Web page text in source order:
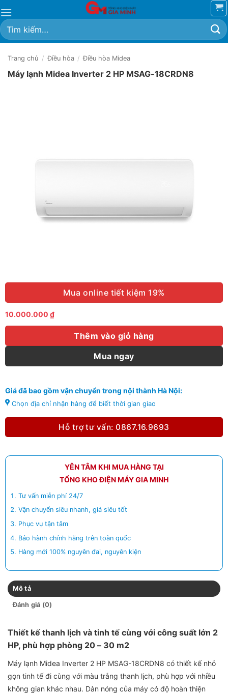
qua
nội
dung
Tìm
kiếm:
Trang chủ / Điều hòa / Điều hòa Midea
Máy lạnh Midea Inverter 2 HP MSAG-18CRDN8
Mua online tiết kiệm 19%
10.000.000 ₫
Thêm vào giỏ hàng
Mua ngay
Giá đã bao gồm vận chuyển trong nội thành Hà Nội:
Chọn địa chỉ nhận hàng để biết thời gian giao
Hỗ trợ tư vấn: 0867.16.9693
YÊN TÂM KHI MUA HÀNG TẠI
TỔNG KHO ĐIỆN MÁY GIA MINH
Tư vấn miễn phí 24/7
Vận chuyển siêu nhanh, giá siêu tốt
Phục vụ tận tâm
Bảo hành chính hãng trên toàn quốc
Hàng mới 100% nguyên đai, nguyên kiện
Mô tả
Đánh giá (0)
Thiết kế thanh lịch và tinh tế cùng với công suất lớn 2
HP, phù hợp phòng 20 – 30 m2
Máy lạnh Midea Inverter 2 HP MSAG-18CRDN8 có thiết kế nhỏ
gọn tinh tế đi cùng với màu trắng thanh lịch, phù hợp với nhiều
không gian khác nhau. Dàn nóng của máy có độ hoàn thiện